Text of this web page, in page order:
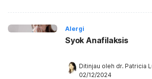
Alergi
Syok Anafilaksis
Ditinjau oleh dr. Patricia
02/12/2024